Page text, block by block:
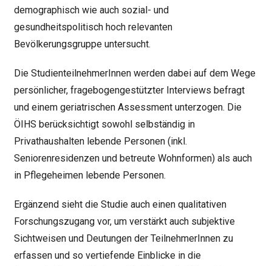
demographisch wie auch sozial- und
gesundheitspolitisch hoch relevanten
Bevölkerungsgruppe untersucht.
Die StudienteilnehmerInnen werden dabei auf dem Wege
persönlicher, fragebogengestützter Interviews befragt
und einem geriatrischen Assessment unterzogen. Die
ÖIHS berücksichtigt sowohl selbständig in
Privathaushalten lebende Personen (inkl.
Seniorenresidenzen und betreute Wohnformen) als auch
in Pflegeheimen lebende Personen.
Ergänzend sieht die Studie auch einen qualitativen
Forschungszugang vor, um verstärkt auch subjektive
Sichtweisen und Deutungen der TeilnehmerInnen zu
erfassen und so vertiefende Einblicke in die